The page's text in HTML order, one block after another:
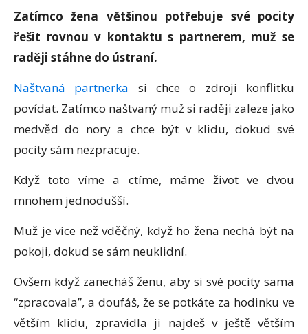
Zatímco žena většinou potřebuje své pocity
řešit rovnou v kontaktu s partnerem, muž se
raději stáhne do ústraní.
Naštvaná partnerka si chce o zdroji konflitku
povídat. Zatímco naštvaný muž si raději zaleze jako
medvěd do nory a chce být v klidu, dokud své
pocity sám nezpracuje.
Když toto víme a ctíme, máme život ve dvou
mnohem jednodušší.
Muž je více než vděčný, když ho žena nechá být na
pokoji, dokud se sám neuklidní.
Ovšem když zanecháš ženu, aby si své pocity sama
“zpracovala”, a doufáš, že se potkáte za hodinku ve
větším klidu, zpravidla ji najdeš v ještě větším